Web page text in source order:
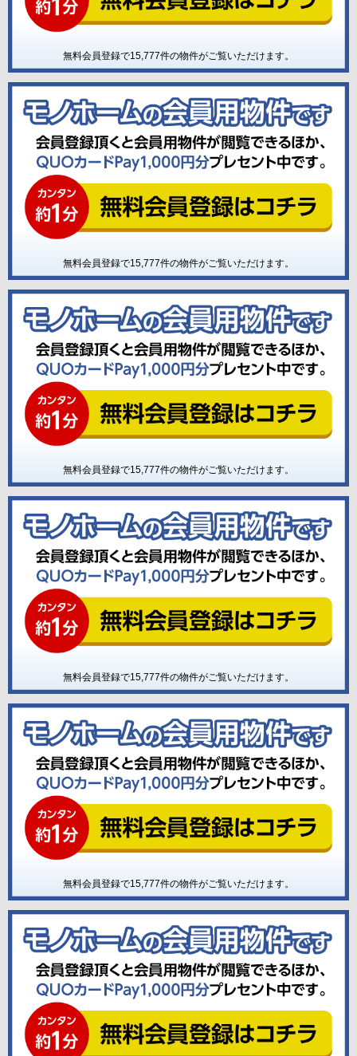
無料会員登録で15,777件の物件がご覧いただけます。
無料会員登録で15,777件の物件がご覧いただけます。
無料会員登録で15,777件の物件がご覧いただけます。
無料会員登録で15,777件の物件がご覧いただけます。
無料会員登録で15,777件の物件がご覧いただけます。